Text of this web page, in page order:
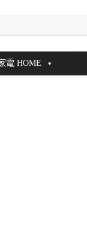
電 HOME